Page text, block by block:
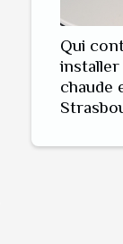
Qui
installer
chaude